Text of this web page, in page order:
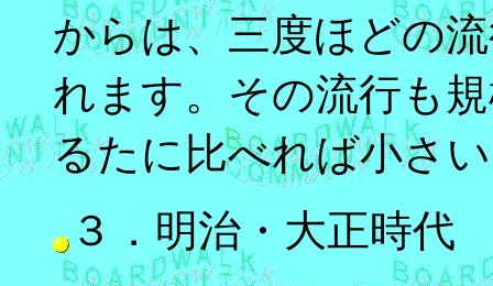
からは、三度ほどの
れます。その流行も
るたに比べれば小さ
３．明治・大正時代